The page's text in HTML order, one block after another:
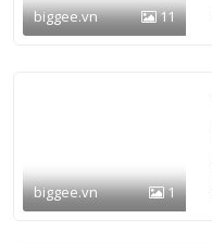
biggee.vn 11
biggee.vn 1